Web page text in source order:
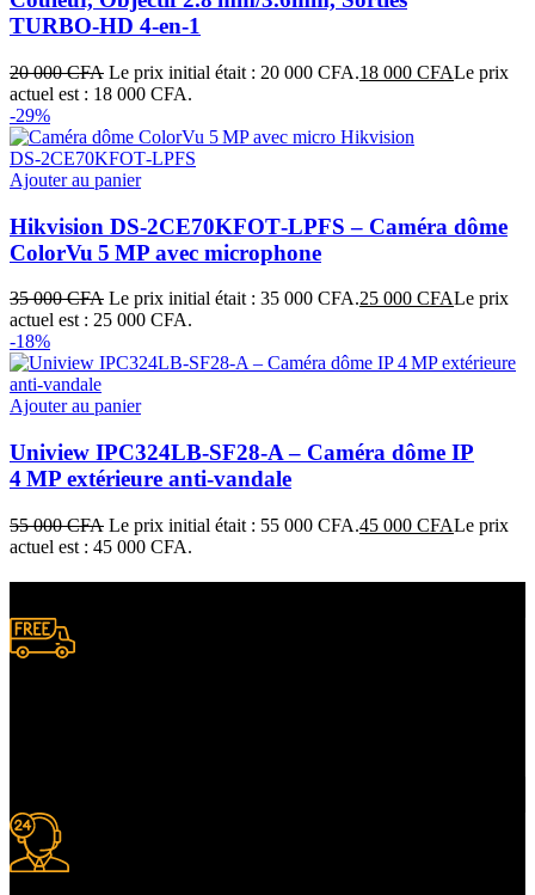
TURBO‑HD 4‑en‑1
20 000CFA Le prix initial était : 20 000 CFA.18 000 CFALe prix
actuel est : 18 000 CFA.
-29%
Ajouter au panier
Hikvision DS‑2CE70KFOT‑LPFS – Caméra dôme
ColorVu 5 MP avec microphone
35 000CFA Le prix initial était : 35 000 CFA.25 000 CFALe prix
actuel est : 25 000 CFA.
-18%
Ajouter au panier
Uniview IPC324LB‑SF28‑A – Caméra dôme IP
4 MP extérieure anti‑vandale
55 000CFA Le prix initial était : 55 000 CFA.45 000 CFALe prix
actuel est : 45 000 CFA.